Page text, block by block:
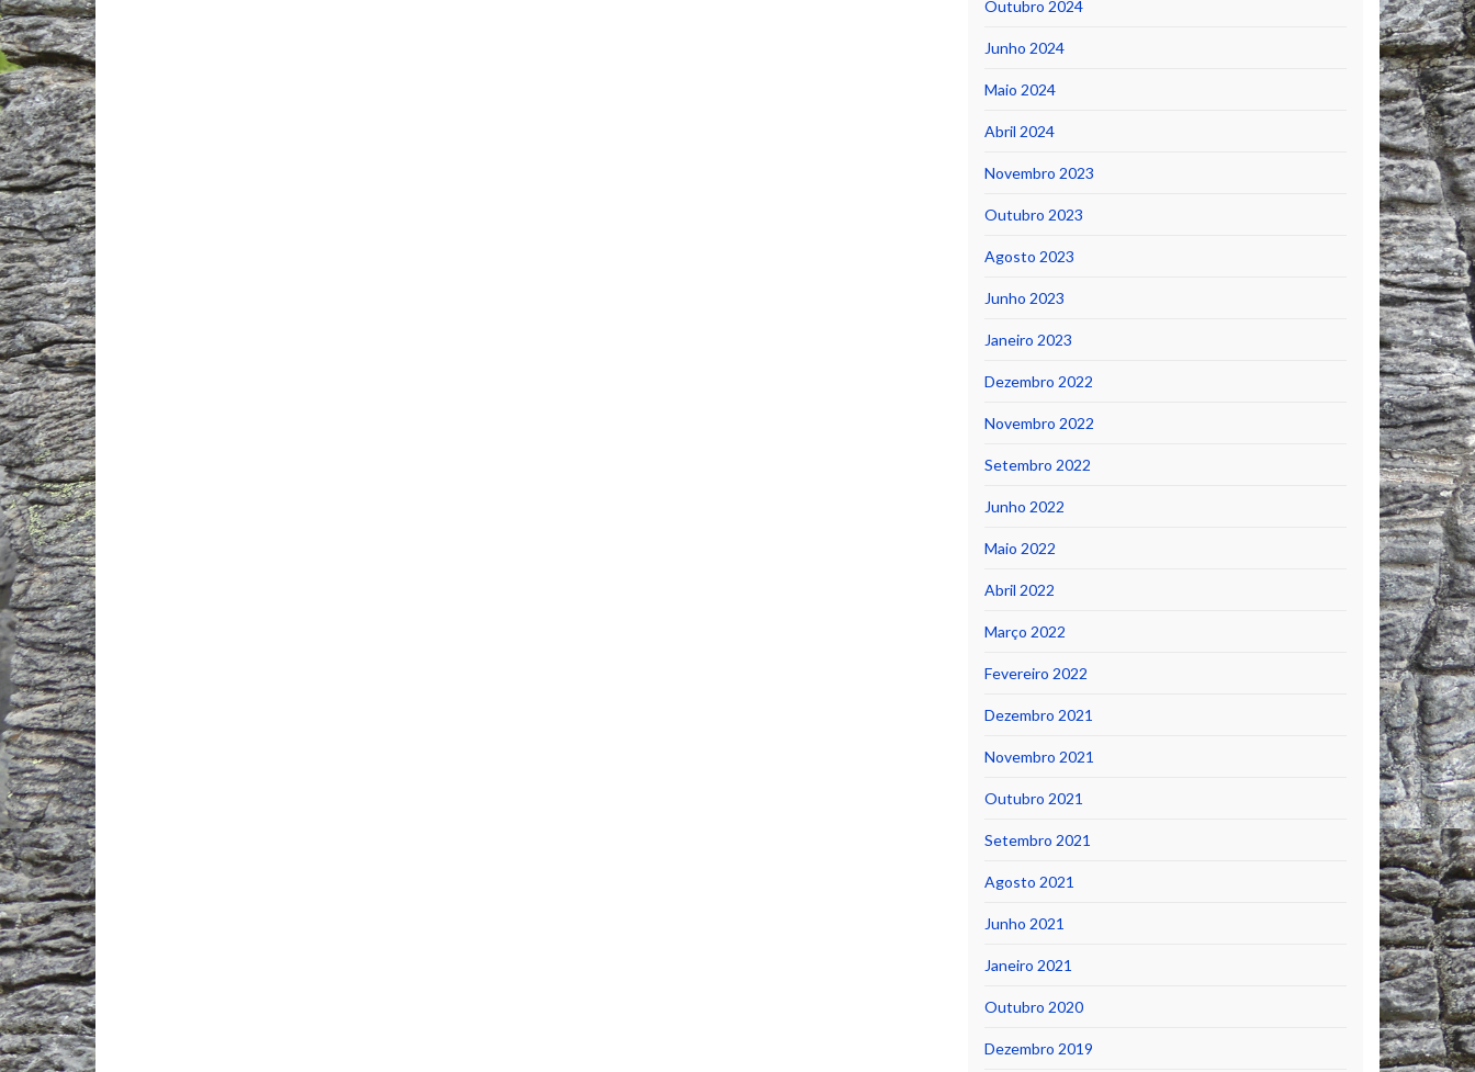
Outubro 2024
Junho 2024
Maio 2024
Abril 2024
Novembro 2023
Outubro 2023
Agosto 2023
Junho 2023
Janeiro 2023
Dezembro 2022
Novembro 2022
Setembro 2022
Junho 2022
Maio 2022
Abril 2022
Março 2022
Fevereiro 2022
Dezembro 2021
Novembro 2021
Outubro 2021
Setembro 2021
Agosto 2021
Junho 2021
Janeiro 2021
Outubro 2020
Dezembro 2019